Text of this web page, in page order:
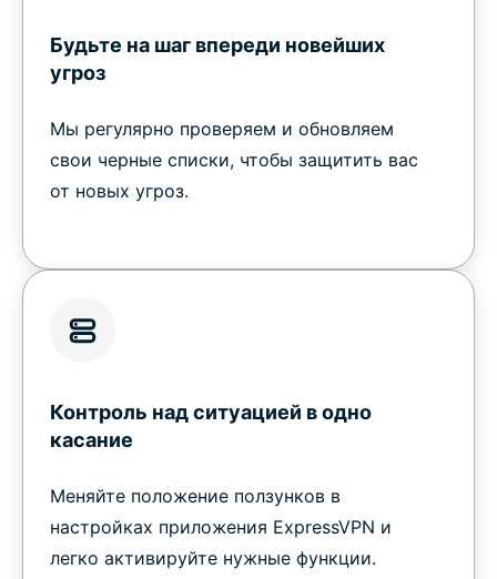
Будьте на шаг впереди новейших
угроз
Мы регулярно проверяем и обновляем
свои черные списки, чтобы защитить вас
от новых угроз.
Контроль над ситуацией в одно
касание
Меняйте положение ползунков в
настройках приложения ExpressVPN и
легко активируйте нужные функции.